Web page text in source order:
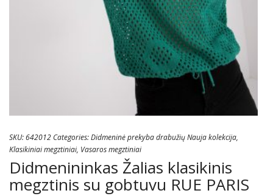
SKU:642012 Categories:Didmeninė prekyba drabužių Nauja kolekcija,
Klasikiniai megztiniai, Vasaros megztiniai
Didmenininkas Žalias klasikinis
megztinis su gobtuvu RUE PARIS